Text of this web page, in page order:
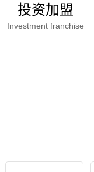
投资加盟
Investment franchise